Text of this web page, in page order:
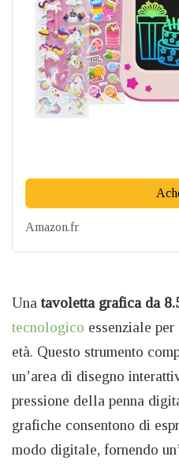
Amazon.fr
Una tavoletta grafica da
tecnologico essenziale
età. Questo strumento
un’area di disegno
pressione della penna
grafiche consentono di
modo digitale, fornendo